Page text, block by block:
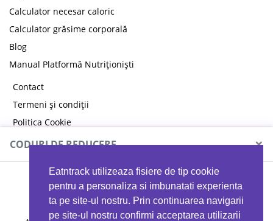
Eatntrack utilizeaza fisiere de tip cookie
pentru a personaliza si imbunatati experienta
ta pe site-ul nostru. Prin continuarea navigarii
pe site-ul nostru confirmi acceptarea utilizarii
Calculator necesar caloric
Calculator grăsime corporală
Blog
Manual Platformă Nutriționiști
Contact
Termeni și condiții
Politica Cookie
Politica de confidențialitate
CODURI DE REDUCERE ×
MYPROTEIN